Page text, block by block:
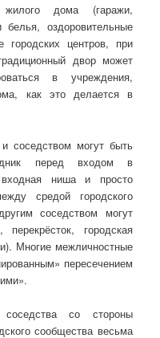
жилого дома (гаражи,
оздоровительные
центров, при
двор может
в учреждения,
как это делается в
соседством могут быть
перед входом в
входная ниша и просто
средой городского
соседством могут
перекрёсток, городская
Многие межличностные
пересечением
со стороны
сообщества весьма